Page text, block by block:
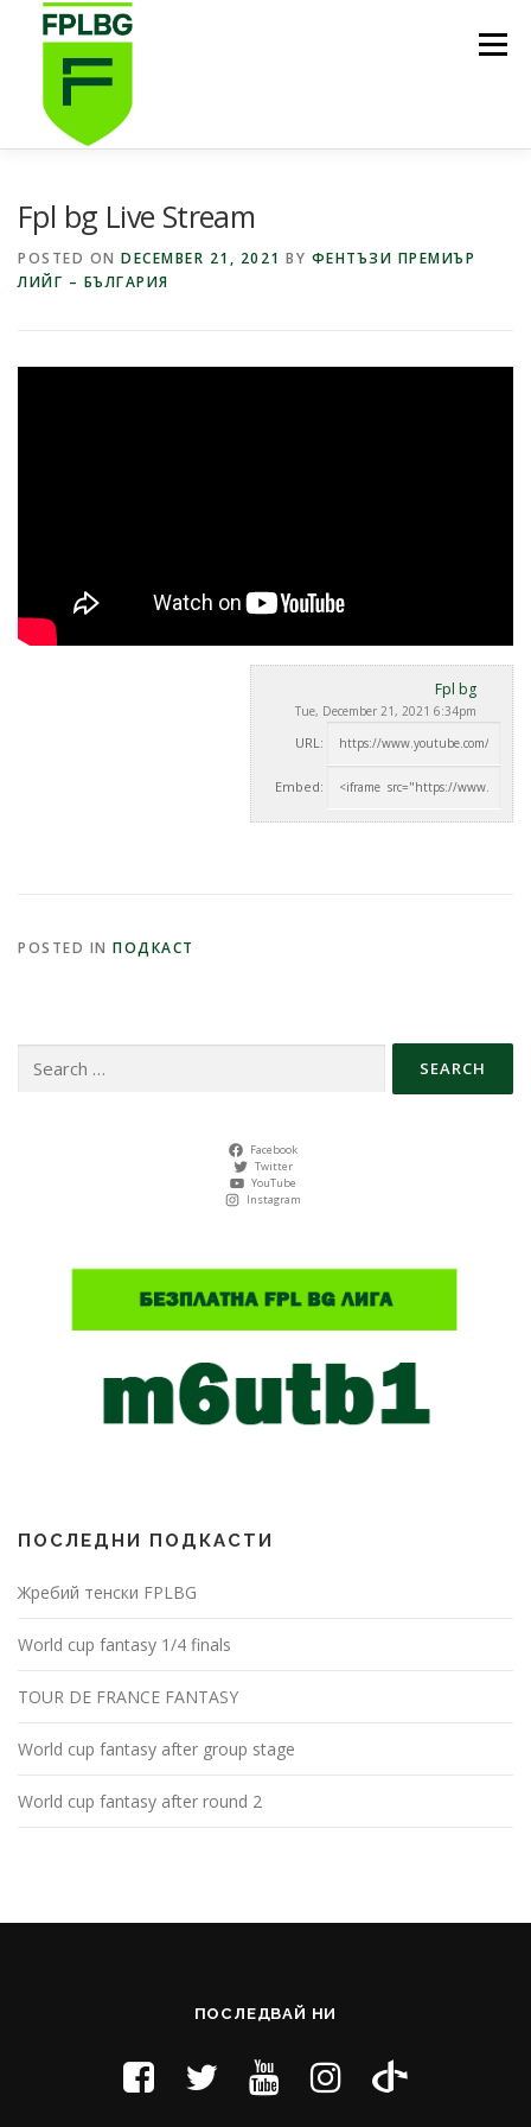
Menu
ФУТБОЛНА СТИПЕНДИЯ FPL BG
Fpl bg Live Stream
POSTED ON DECEMBER 21, 2021 BY ФЕНТЪЗИ ПРЕМИЪР
ЛИЙГ – БЪЛГАРИЯ
Fpl bg
Tue, December 21, 2021 6:34pm
URL:
Embed:
POSTED IN ПОДКАСТ
for:
Facebook
Twitter
YouTube
Instagram
ПОСЛЕДНИ ПОДКАСТИ
Жребий тенски FPLBG
World cup fantasy 1/4 finals
TOUR DE FRANCE FANTASY
World cup fantasy after group stage
World cup fantasy after round 2
ПОСЛЕДВАЙ НИ